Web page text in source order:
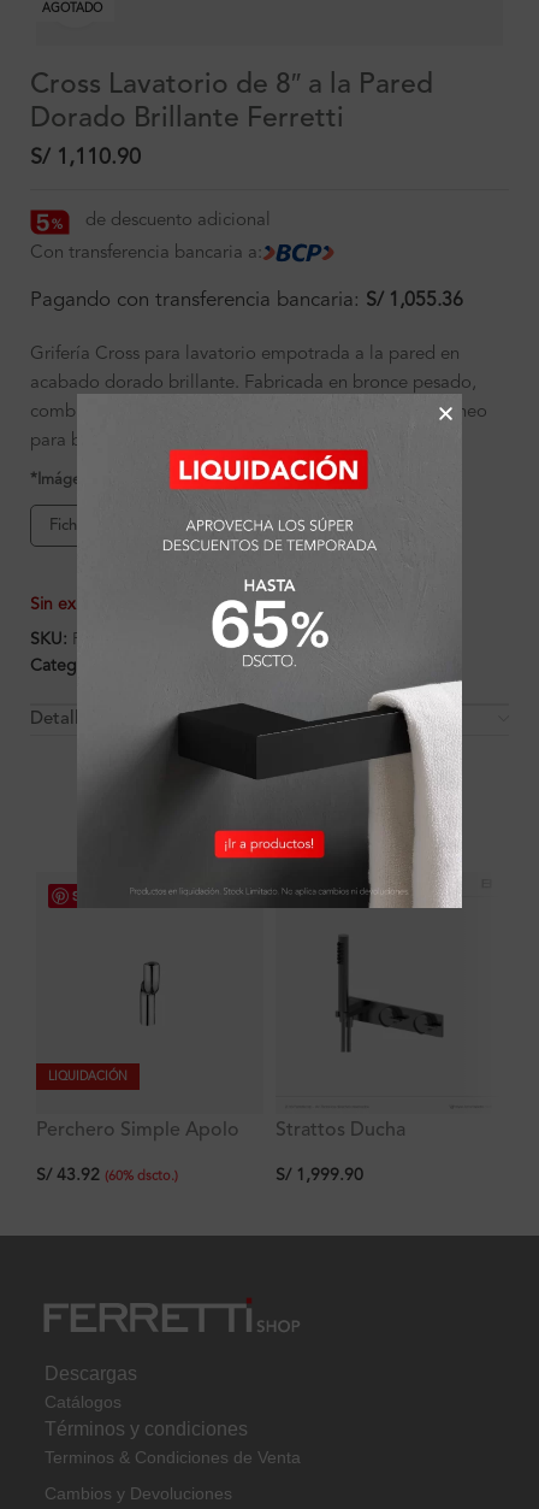
AGOTADO
Cross Lavatorio de 8″ a la Pared
Dorado Brillante Ferretti
S/ 1,110.90
de descuento adicional
Con transferencia bancaria a:
Pagando con transferencia bancaria: S/ 1,055.36
Grifería Cross para lavatorio empotrada a la pared en
acabado dorado brillante. Fabricada en bronce pesado,
combina elegancia, durabilidad y diseño contemporáneo
para baños sofisticados.
*Imágenes referenciales
Ficha de producto
Sin existencias
SKU: FA5171
Categorías:
Baño, Baño
Detalles y Material
OTROS PRODUCTOS QUE PUEDEN
INTERESARTE
Save
LIQUIDACIÓN
Perchero Simple Apolo
S/ 43.92 (60% dscto.)
Save
Strattos Ducha
desviador y Ducha de
S/1,999.90
Descargas
Catálogos
Términos y condiciones
Terminos & Condiciones de Venta
Cambios y Devoluciones